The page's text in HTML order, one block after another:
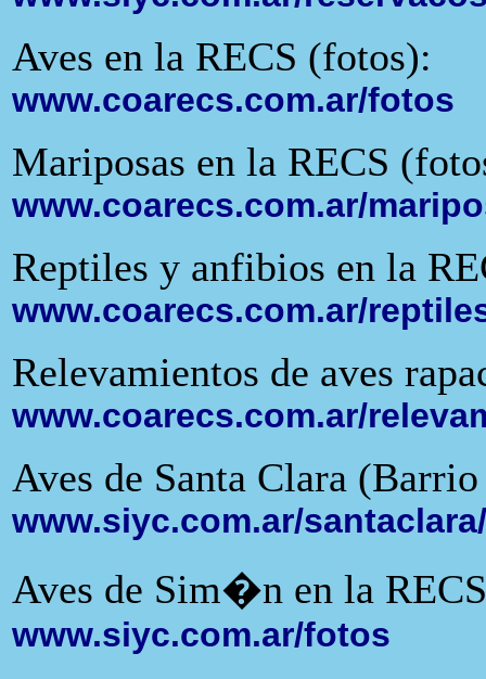
Aves en la RECS (fotos):
www.coarecs.com.ar/fotos
Mariposas en la RECS
www.coarecs.com.ar/
Reptiles y anfibios en la
www.coarecs.com.ar/
Relevamientos de aves
www.coarecs.com.ar/
Aves de Santa Clara
www.siyc.com.ar/
Aves de Sim�n en la
www.siyc.com.ar/fotos